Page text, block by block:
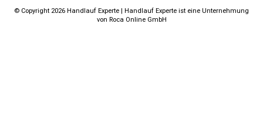
© Copyright 2026 Handlauf Experte | Handlauf Experte ist eine Unternehmung
von Roca Online GmbH